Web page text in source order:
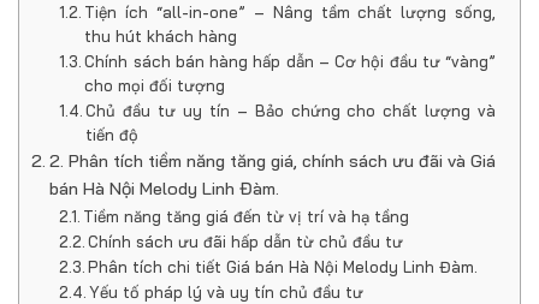
Tiện ích “all-in-one” – Nâng tầm chất lượng sống,
thu hút khách hàng
Chính sách bán hàng hấp dẫn – Cơ hội đầu tư “vàng”
cho mọi đối tượng
Chủ đầu tư uy tín – Bảo chứng cho chất lượng và
tiến độ
2. Phân tích tiềm năng tăng giá, chính sách ưu đãi và Giá
bán Hà Nội Melody Linh Đàm.
Tiềm năng tăng giá đến từ vị trí và hạ tầng
Chính sách ưu đãi hấp dẫn từ chủ đầu tư
Phân tích chi tiết Giá bán Hà Nội Melody Linh Đàm.
Yếu tố pháp lý và uy tín chủ đầu tư